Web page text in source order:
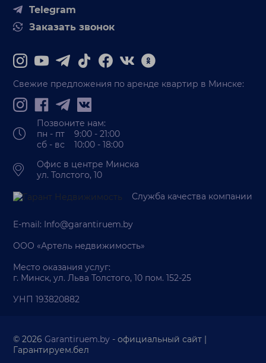
Telegram
Заказать звонок
Свежие предложения по аренде квартир в Минске:
Позвоните нам:
пн - пт 9:00 - 21:00
сб - вс 10:00 - 18:00
Офис в центре Минска
ул. Толстого, 10
Служба качества компании
E-mail: Info@garantiruem.by
ООО «Артель недвижимость»
Место оказания услуг:
г. Минск, ул. Льва Толстого, 10 пом. 152-25
УНП 193820882
© 2026Garantiruem.by - официальный сайт |
Гарантируем.бел